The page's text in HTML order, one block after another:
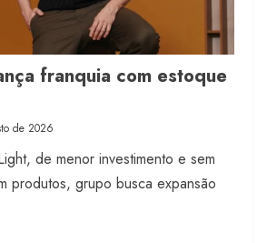
franquia com estoque
de 2026
de menor investimento e sem
produtos, grupo busca expansão